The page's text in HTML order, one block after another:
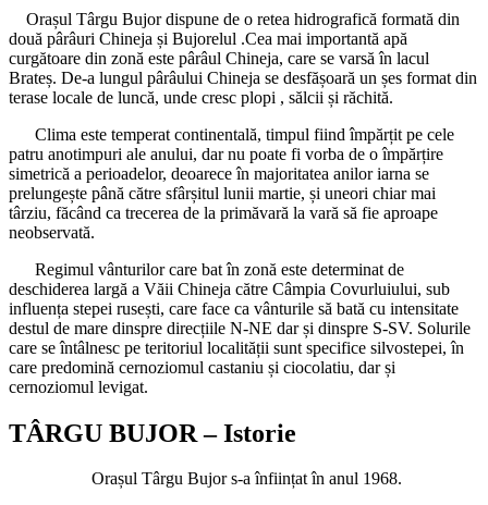
Orașul Târgu Bujor dispune de o retea hidrografică formată din
două pârâuri Chineja și Bujorelul .Cea mai importantă apă
curgătoare din zonă este pârâul Chineja, care se varsă în lacul
Brateș. De-a lungul pârâului Chineja se desfășoară un șes format din
terase locale de luncă, unde cresc plopi , sălcii și răchită.
Clima este temperat continentală, timpul fiind împărțit pe cele
patru anotimpuri ale anului, dar nu poate fi vorba de o împărțire
simetrică a perioadelor, deoarece în majoritatea anilor iarna se
prelungește până către sfârșitul lunii martie, și uneori chiar mai
târziu, făcând ca trecerea de la primăvară la vară să fie aproape
neobservată.
Regimul vânturilor care bat în zonă este determinat de
deschiderea largă a Văii Chineja către Câmpia Covurluiului, sub
influența stepei rusești, care face ca vânturile să bată cu intensitate
destul de mare dinspre direcțiile N-NE dar și dinspre S-SV. Solurile
care se întâlnesc pe teritoriul localității sunt specifice silvostepei, în
care predomină cernoziomul castaniu și ciocolatiu, dar și
cernoziomul levigat.
TÂRGU BUJOR – Istorie
Orașul Târgu Bujor s-a înființat în anul 1968.